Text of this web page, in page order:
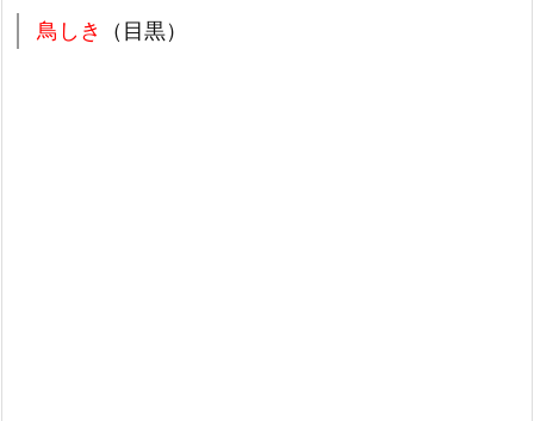
鳥しき （目黒）